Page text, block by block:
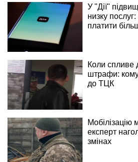
У "Дії"
низку
платити
Коли спливе
штрафи:
до ТЦК
експерт
змінах